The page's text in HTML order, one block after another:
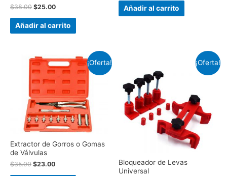
$38.00 $25.00
Añadir al carrito
Añadir al carrito
¡Oferta!
Extractor de Gorros o Gomas
de Válvulas
$35.00 $23.00
¡Oferta!
Bloqueador de Levas
Universal